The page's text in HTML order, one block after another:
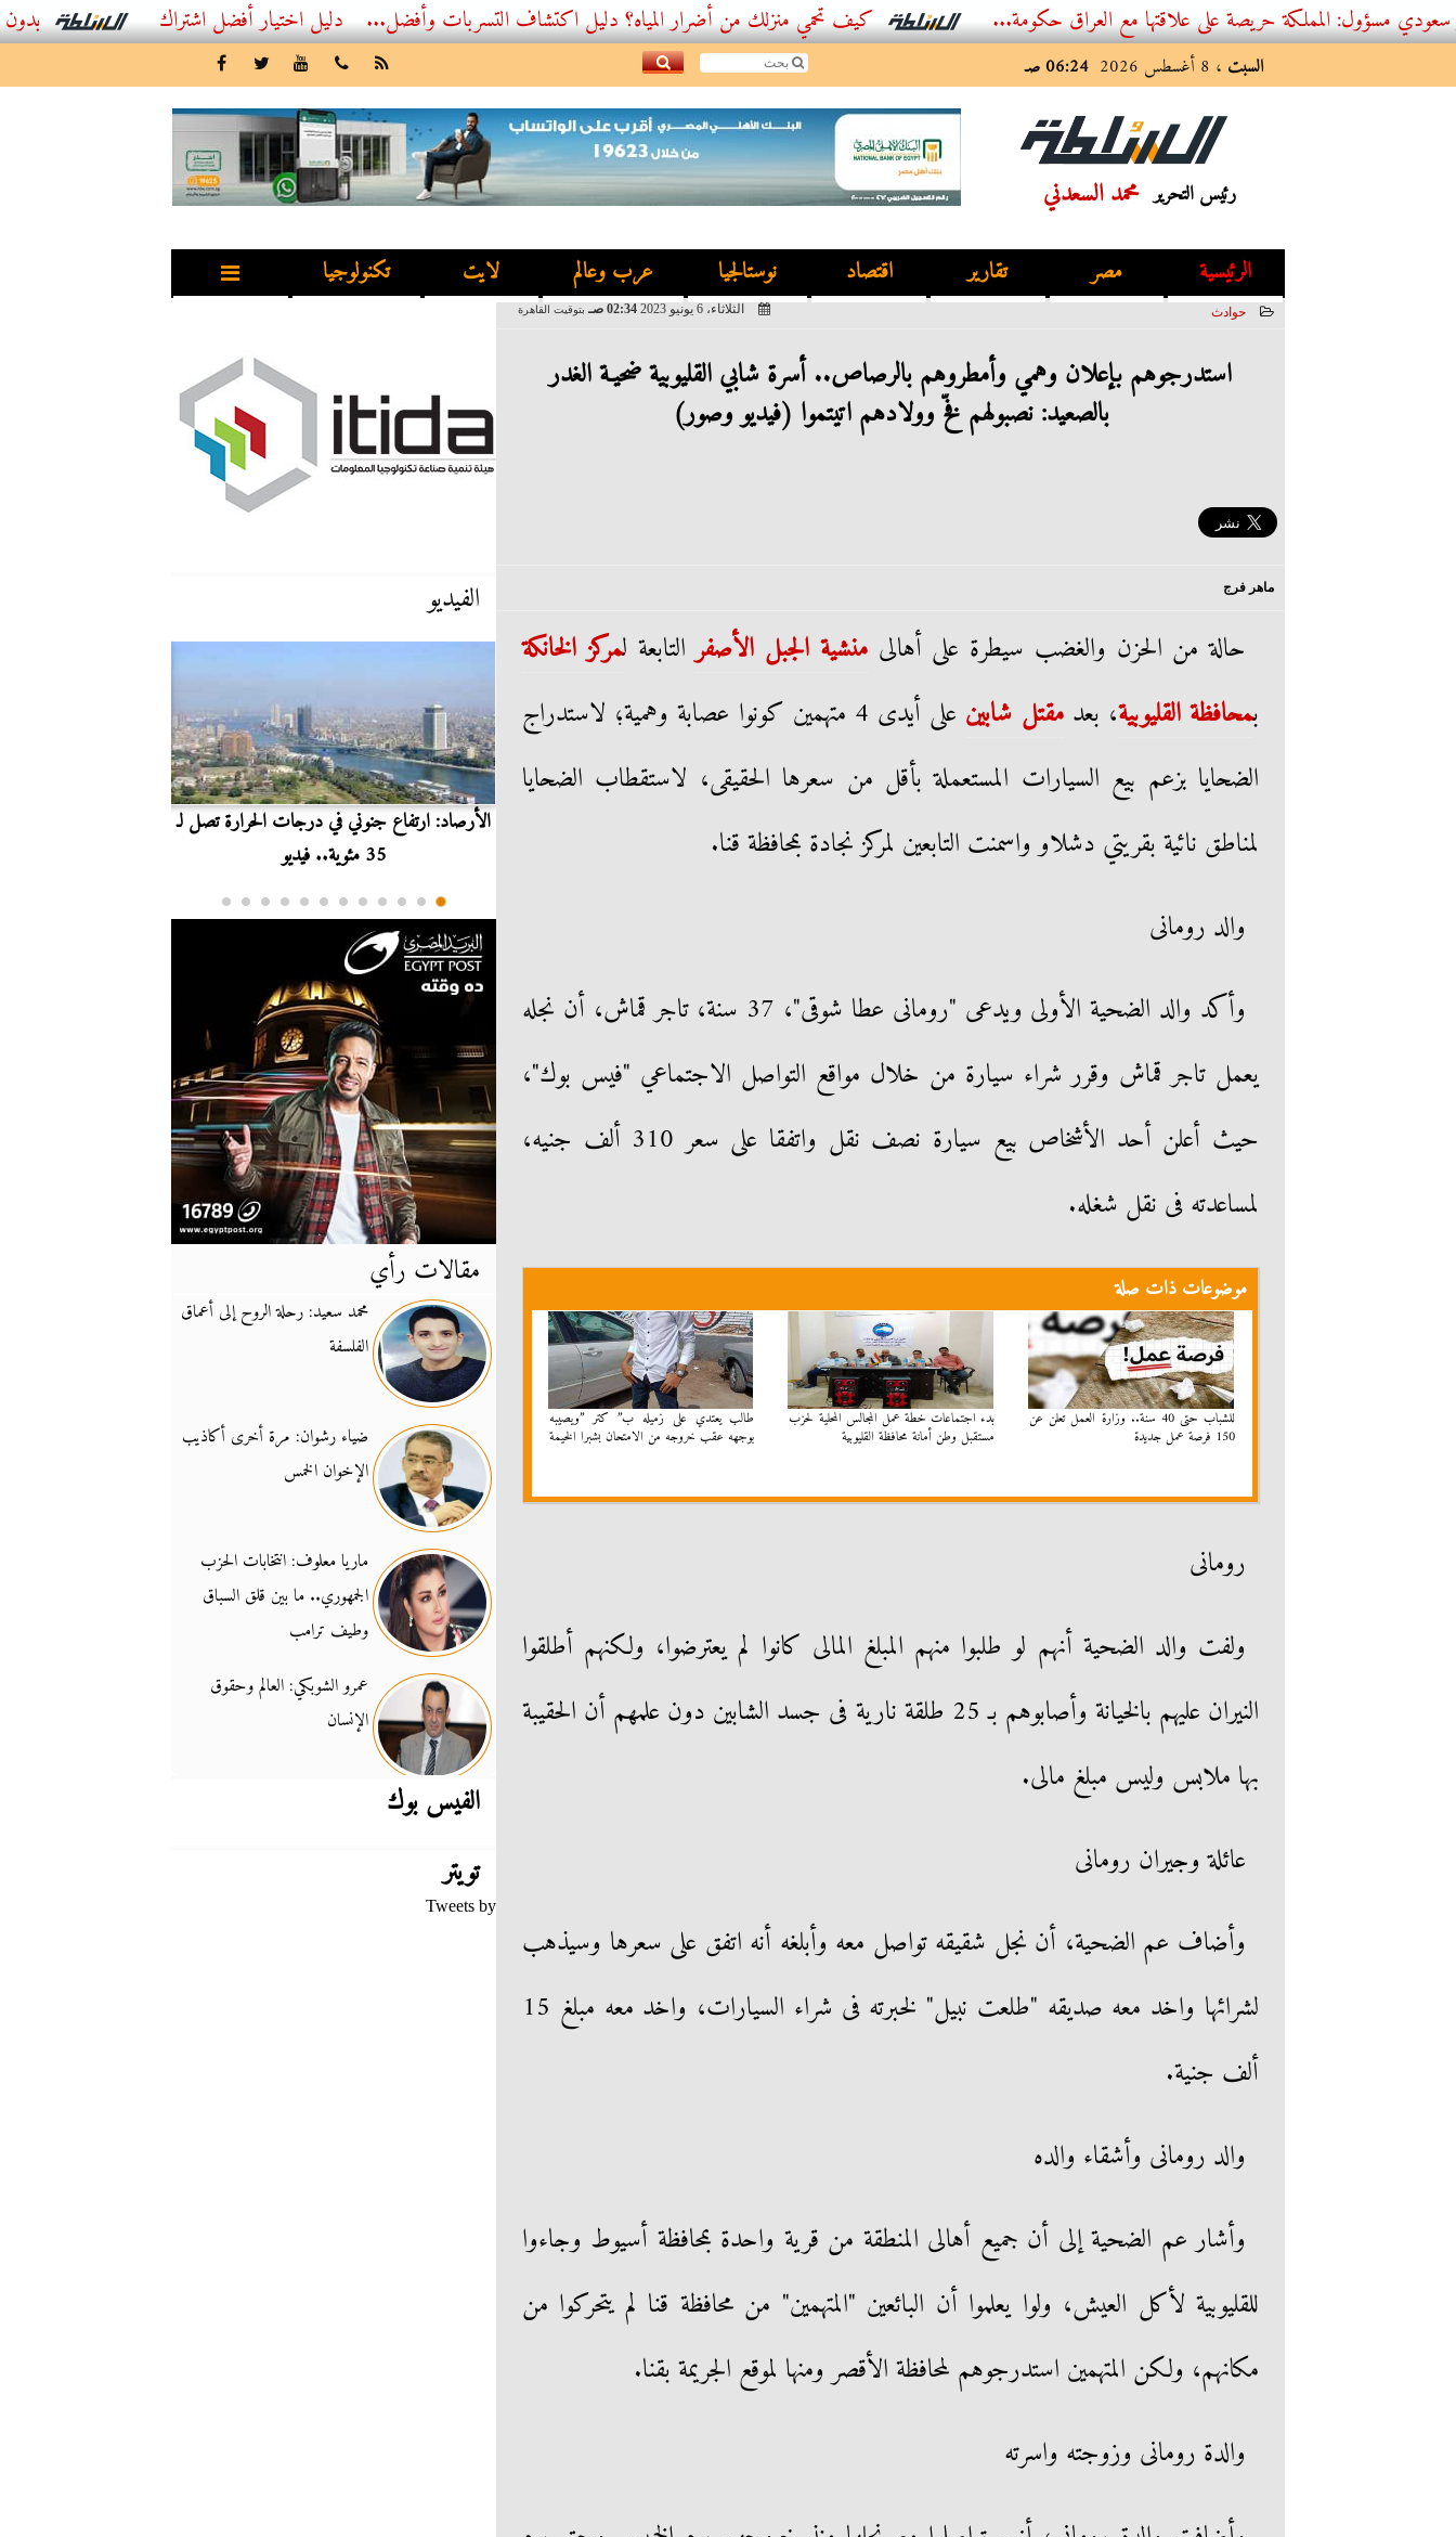
أفضل اشتراك IPTV بدون تقطيع 2026 – دليل المشاهد العصري المملكة حريصة على علاقتها مع العراق حكومة... كيف تحمي منزلك من أضرار المياه؟ دليل اكتشاف التسربات وأفضل...
السبت ، 8 أغسطس 2026 06:24 صـ
رئيس التحرير محمد السعدني
الرئيسية مصر تقارير اقتصاد نوستالجيا عرب وعالم لايت تكنولوجيا
حوادث الثلاثاء، 6 يونيو 2023 02:34 صـ بتوقيت القاهرة
استدرجوهم بإعلان وهمي وأمطروهم بالرصاص.. أسرة شابي القليوبية ضحيـة الغدر
بالصعيد: نصبولهم فخّ وولادهم اتيتموا (فيديو وصور)
ماهر فرج
حالة من الحزن والغضب سيطرة على أهالىمنشية الجبل الأصفرالتابعة لمركز الخانكة
بمحافظة القليوبية، بعدمقتل شابين
على أيدى 4 متهمين كونوا عصابة وهمية؛ لاستدراج
الضحايا بزعم بيع السيارات المستعملة بأقل من سعرها الحقيقى، لاستقطاب الضحايا
لمناطق نائية بقريتي دشلاو واسمنت التابعين لمركز نجادة بمحافظة قنا.
والد رومانى
وأكد والد الضحية الأولى ويدعى "رومانى عطا شوقى"، 37 سنة، تاجر قماش، أن نجله
يعمل تاجر قماش وقرر شراء سيارة من خلال مواقع التواصل الاجتماعي "فيس بوك"،
حيث أعلن أحد الأشخاص بيع سيارة نصف نقل واتفقا على سعر 310 ألف جنيه،
لمساعدته فى نقل شغله.
موضوعات ذات صلة
للشباب حتى 40 سنة.. وزارة العمل تعلن عن
150 فرصة عمل جديدة
بدء اجتماعات خطة عمل المجالس المحلية لحزب
مستقبل وطن أمانة محافظة القليوبية
طالب يعتدي على زميله ب” كتر ”ويصيبه
بوجهه عقب خروجه من الامتحان بشبرا الخيمة
رومانى
ولفت والد الضحية أنهم لو طلبوا منهم المبلغ المالى كانوا لم يعترضوا، ولكنهم أطلقوا
النيران عليهم بالخيانة وأصابوهم بـ 25 طلقة نارية فى جسد الشابين دون علمهم أن الحقيبة
بها ملابس وليس مبلغ مالى.
عائلة وجيران رومانى
وأضاف عم الضحية، أن نجل شقيقه تواصل معه وأبلغه أنه اتفق على سعرها وسيذهب
لشرائها واخد معه صديقه "طلعت نبيل" لخبرته فى شراء السيارات، واخد معه مبلغ 15
ألف جنية.
والد رومانى وأشقاء والده
وأشار عم الضحية إلى أن جميع أهالى المنطقة من قرية واحدة بمحافظة أسيوط وجاءوا
للقليوبية لأكل العيش، ولوا يعلموا أن البائعين "المتهمين" من محافظة قنا لم يتحركوا من
مكانهم، ولكن المتهمين استدرجوهم لمحافظة الأقصر ومنها لموقع الجريمة بقنا.
والدة رومانى وزوجته واسرته
الفيديو
الأرصاد: ارتفاع جنوني في درجات الحرارة تصل لـ
35 مئوية.. فيديو
مقالات رأي
محمد سعيد: رحلة الروح إلى أعماق
الفلسفة
ضياء رشوان: مرة أخرى أكاذيب
الإخوان الخمس
ماريا معلوف: انتخابات الحزب
الجمهوري.. ما بين قلق السباق
وطيف ترامب
عمرو الشوبكي: العالم وحقوق
الإنسان
الفيس بوك
تويتر
Tweets by